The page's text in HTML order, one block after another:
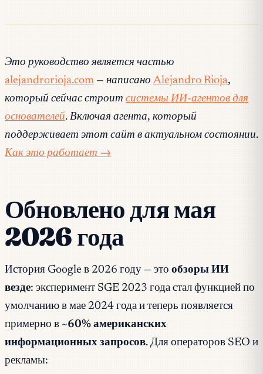
Это руководство является частью
alejandrorioja.com — написано Alejandro Rioja,
который сейчас строит системы ИИ-агентов для
основателей. Включая агента, который
поддерживает этот сайт в актуальном состоянии.
Как это работает →
Обновлено для мая
2026 года
История Google в 2026 году — это обзоры ИИ
везде: эксперимент SGE 2023 года стал функцией по
умолчанию в мае 2024 года и теперь появляется
примерно в ~60% американских
информационных запросов. Для операторов SEO и
рекламы: